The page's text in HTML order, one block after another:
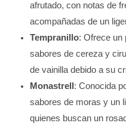
afrutado, con notas de
acompañadas de un
Tempranillo: Ofrece un
sabores de cereza y
de vainilla debido a su
Monastrell : Conocida
sabores de moras y un
quienes buscan un